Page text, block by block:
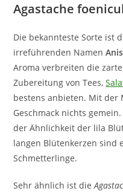
Agastache
Die bekannteste Sorte ist
irreführenden Namen
Aroma verbreiten die
Zubereitung von Tees,
bestens anbieten. Mit der
Geschmack nichts
der Ähnlichkeit der lila
langen Blütenkerzen sind
Schmetterlinge.
Sehr ähnlich ist die